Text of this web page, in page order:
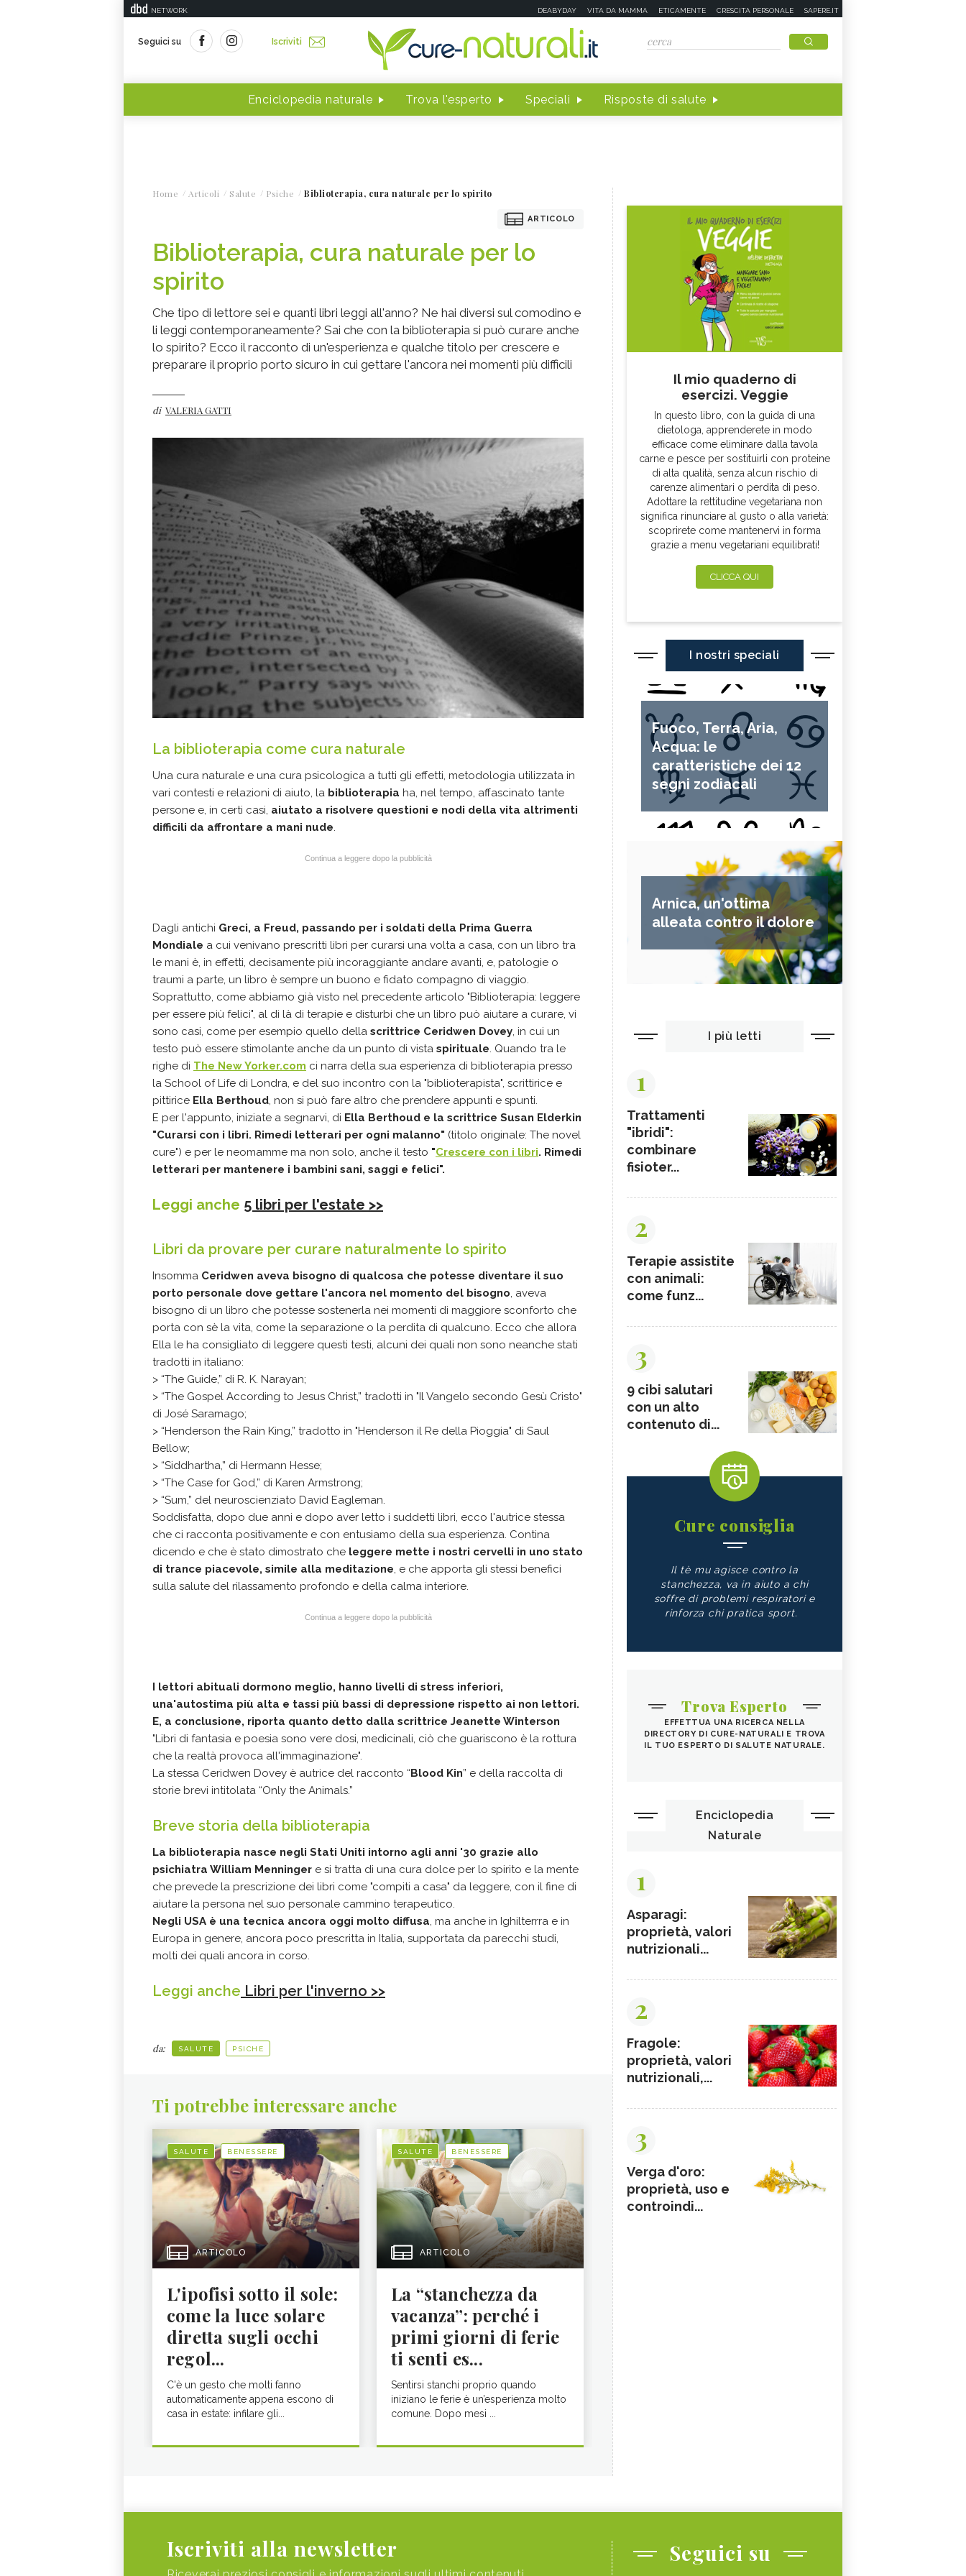
NETWORK DEABYDAY VITA DA MAMMA ETICAMENTE CRESCITA PERSONALE SAPERE.IT
Seguici su Iscriviti
Enciclopedia naturale Trova l'esperto Speciali Risposte di salute
Home Articoli Salute Psiche Biblioterapia, cura naturale per lo spirito
ARTICOLO
Biblioterapia, cura naturale per lo
spirito
Che tipo di lettore sei e quanti libri leggi all'anno? Ne hai diversi sul comodino e
li leggi contemporaneamente? Sai che con la biblioterapia si può curare anche
lo spirito? Ecco il racconto di un'esperienza e qualche titolo per crescere e
preparare il proprio porto sicuro in cui gettare l'ancora nei momenti più difficili
di VALERIA GATTI
La biblioterapia come cura naturale
Una cura naturale e una cura psicologica a tutti gli effetti, metodologia utilizzata in
vari contesti e relazioni di aiuto, la biblioterapia ha, nel tempo, affascinato tante
persone e, in certi casi, aiutato a risolvere questioni e nodi della vita altrimenti
difficili da affrontare a mani nude.
Continua a leggere dopo la pubblicità
Dagli antichi Greci, a Freud, passando per i soldati della Prima Guerra
Mondiale a cui venivano prescritti libri per curarsi una volta a casa, con un libro tra
le mani è, in effetti, decisamente più incoraggiante andare avanti, e, patologie o
traumi a parte, un libro è sempre un buono e fidato compagno di viaggio.
Soprattutto, come abbiamo già visto nel precedente articolo "Biblioterapia: leggere
per essere più felici", al di là di terapie e disturbi che un libro può aiutare a curare, vi
sono casi, come per esempio quello della scrittrice Ceridwen Dovey, in cui un
testo può essere stimolante anche da un punto di vista spirituale. Quando tra le
righe di The New Yorker.com ci narra della sua esperienza di biblioterapia presso
la School of Life di Londra, e del suo incontro con la "biblioterapista", scrittirice e
pittirice Ella Berthoud, non si può fare altro che prendere appunti e spunti.
E per l'appunto, iniziate a segnarvi, di Ella Berthoud e la scrittrice Susan Elderkin
"Curarsi con i libri. Rimedi letterari per ogni malanno" (titolo originale: The novel
cure") e per le neomamme ma non solo, anche il testo "Crescere con i libri. Rimedi
letterari per mantenere i bambini sani, saggi e felici".
Leggi anche 5 libri per l'estate >>
Libri da provare per curare naturalmente lo spirito
Insomma Ceridwen aveva bisogno di qualcosa che potesse diventare il suo
porto personale dove gettare l'ancora nel momento del bisogno, aveva
bisogno di un libro che potesse sostenerla nei momenti di maggiore sconforto che
porta con sè la vita, come la separazione o la perdita di qualcuno. Ecco che allora
Ella le ha consigliato di leggere questi testi, alcuni dei quali non sono neanche stati
tradotti in italiano:
> “The Guide,” di R. K. Narayan;
> “The Gospel According to Jesus Christ,” tradotti in "Il Vangelo secondo Gesù Cristo"
di José Saramago;
> “Henderson the Rain King,” tradotto in "Henderson il Re della Pioggia" di Saul
Bellow;
> “Siddhartha,” di Hermann Hesse;
> “The Case for God,” di Karen Armstrong;
> “Sum,” del neuroscienziato David Eagleman.
Soddisfatta, dopo due anni e dopo aver letto i suddetti libri, ecco l'autrice stessa
che ci racconta positivamente e con entusiamo della sua esperienza. Contina
dicendo e che è stato dimostrato che leggere mette i nostri cervelli in uno stato
di trance piacevole, simile alla meditazione, e che apporta gli stessi benefici
sulla salute del rilassamento profondo e della calma interiore.
Continua a leggere dopo la pubblicità
I lettori abituali dormono meglio, hanno livelli di stress inferiori,
una'autostima più alta e tassi più bassi di depressione rispetto ai non lettori.
E, a conclusione, riporta quanto detto dalla scrittrice Jeanette Winterson
"Libri di fantasia e poesia sono vere dosi, medicinali, ciò che guariscono è la rottura
che la realtà provoca all'immaginazione".
La stessa Ceridwen Dovey è autrice del racconto “Blood Kin” e della raccolta di
storie brevi intitolata “Only the Animals.”
Breve storia della biblioterapia
La biblioterapia nasce negli Stati Uniti intorno agli anni '30 grazie allo
psichiatra William Menninger e si tratta di una cura dolce per lo spirito e la mente
che prevede la prescrizione dei libri come "compiti a casa" da leggere, con il fine di
aiutare la persona nel suo personale cammino terapeutico.
Negli USA è una tecnica ancora oggi molto diffusa, ma anche in Ighilterrra e in
Europa in genere, ancora poco prescritta in Italia, supportata da parecchi studi,
molti dei quali ancora in corso.
Leggi anche Libri per l'inverno >>
da: SALUTE PSICHE
Ti potrebbe interessare anche
SALUTE BENESSERE
ARTICOLO
L'ipofisi sotto il sole:
come la luce solare
diretta sugli occhi
regol...
C'è un gesto che molti fanno
automaticamente appena escono di
casa in estate: infilare gli...
SALUTE BENESSERE
ARTICOLO
La “stanchezza da
vacanza”: perché i
primi giorni di ferie
ti senti es...
Sentirsi stanchi proprio quando
iniziano le ferie è un’esperienza molto
comune. Dopo mesi ...
Il mio quaderno di
esercizi. Veggie
In questo libro, con la guida di una
dietologa, apprenderete in modo
efficace come eliminare dalla tavola
carne e pesce per sostituirli con proteine
di alta qualità, senza alcun rischio di
carenze alimentari o perdita di peso.
Adottare la rettitudine vegetariana non
significa rinunciare al gusto o alla varietà:
scoprirete come mantenervi in forma
grazie a menu vegetariani equilibrati!
CLICCA QUI
I nostri speciali
Fuoco, Terra, Aria,
Acqua: le
caratteristiche dei 12
segni zodiacali
Arnica, un'ottima
alleata contro il dolore
I più letti
1
Trattamenti
"ibridi":
combinare
fisioter...
2
Terapie assistite
con animali:
come funz...
3
9 cibi salutari
con un alto
contenuto di...
Cure consiglia
Il tè mu agisce contro la
stanchezza, va in aiuto a chi
soffre di problemi respiratori e
rinforza chi pratica sport.
Trova Esperto
EFFETTUA UNA RICERCA NELLA
DIRECTORY DI CURE-NATURALI E TROVA
IL TUO ESPERTO DI SALUTE NATURALE.
Enciclopedia
Naturale
1
Asparagi:
proprietà, valori
nutrizionali...
2
Fragole:
proprietà, valori
nutrizionali,...
3
Verga d'oro:
proprietà, uso e
controindi...
Iscriviti alla newsletter Seguici su